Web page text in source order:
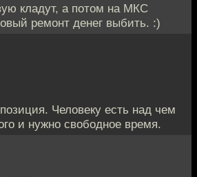
кладут, а потом на МКС
ремонт денег выбить. :)
Человеку есть над чем
и нужно свободное время.